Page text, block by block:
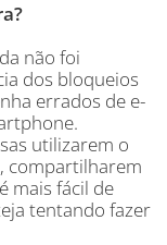
não foi
dos bloqueios
errados de e-
utilizarem o
compartilharem
mais fácil de
tentando fazer